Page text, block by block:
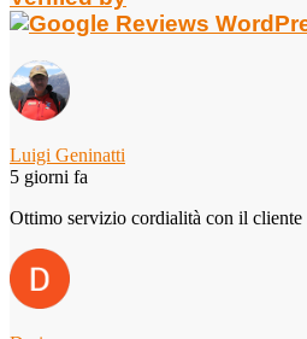
Luigi Geninatti
5 giorni fa
Ottimo servizio cordialità con il cliente